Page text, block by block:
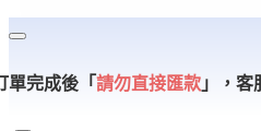
單完成後「請勿直接匯款 」， 客